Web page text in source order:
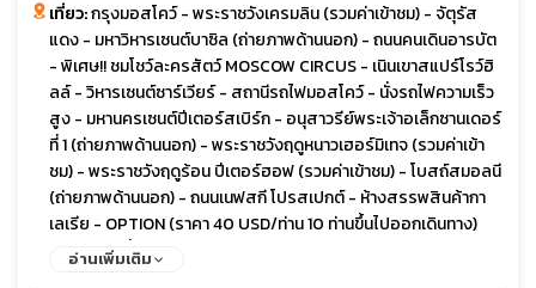
เที่ยว:กรุงมอสโคว์ - พระราชวังเครมลิน (รวมค่าเข้าชม) - จัตุรัส
แดง - มหาวิหารเซนต์บาซิล (ถ่ายภาพด้านนอก) - ถนนคนเดินอารบัต
- พิเศษ!! ชมโชว์ละครสัตว์ MOSCOW CIRCUS - เนินเขาสแปร์โรว์ฮิ
ลล์ - วิหารเซนต์ซาร์เวียร์ - สถานีรถไฟมอสโคว์ - นั่งรถไฟความเร็ว
สูง - มหานครเซนต์ปีเตอร์สเบิร์ก - อนุสาวรีย์พระเจ้าอเล็กซานเดอร์
ที่ 1 (ถ่ายภาพด้านนอก) - พระราชวังฤดูหนาวเฮอร์มิเทจ (รวมค่าเข้า
ชม) - พระราชวังฤดูร้อน ปีเตอร์ฮอฟ (รวมค่าเข้าชม) - โบสถ์สมอลนี
(ถ่ายภาพด้านนอก) - ถนนเนฟสกี โปรสเปกต์ - ห้างสรรพสินค้ากา
เลเรีย - OPTION (ราคา 40 USD/ท่าน 10 ท่านขึ้นไปออกเดินทาง)
ล่องเรือแม่น้ำเนวา - โบสถ์หยดเลือด (ถ่ายภาพด้านนอก) - อาสน
อ่านเพิ่มเติม